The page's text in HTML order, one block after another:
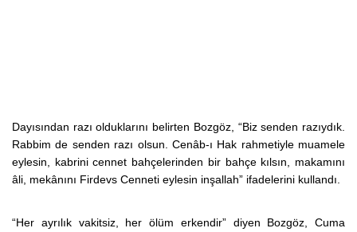
Dayısından razı olduklarını belirten Bozgöz, “Biz senden razıydık.
Rabbim de senden razı olsun. Cenâb-ı Hak rahmetiyle muamele
eylesin, kabrini cennet bahçelerinden bir bahçe kılsın, makamını
âli, mekânını Firdevs Cenneti eylesin inşallah” ifadelerini kullandı.
“Her ayrılık vakitsiz, her ölüm erkendir” diyen Bozgöz, Cuma